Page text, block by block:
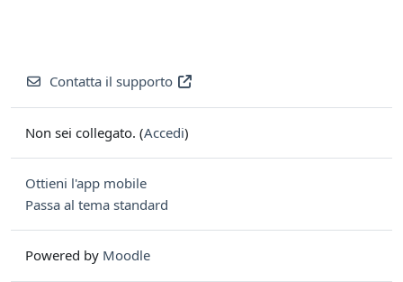
Contatta il supporto
Non sei collegato. (Accedi)
Ottieni l'app mobile
Passa al tema standard
Powered by Moodle